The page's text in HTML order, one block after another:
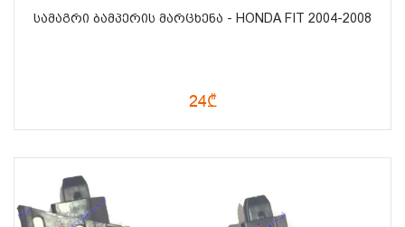
ᲡᲐᲛᲐᲒᲠᲘ ᲑᲐᲛᲞᲔᲠᲘᲡ ᲛᲐᲠᲪᲮᲔᲜᲐ - HONDA FIT 2004-2008
24₾